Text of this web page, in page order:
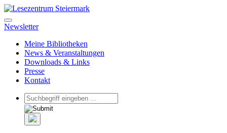
Newsletter
Meine Bibliotheken
News & Veranstaltungen
Downloads & Links
Presse
Kontakt